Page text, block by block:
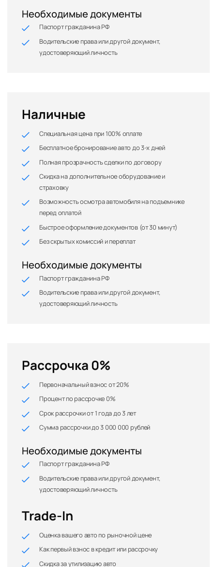
Необходимые документы
Паспорт гражданина РФ
Водительские права или другой документ,
удостоверяющий личность
Наличные
Специальная цена при 100% оплате
Бесплатное бронирование авто до 3-х дней
Полная прозрачность сделки по договору
Скидка на дополнительное оборудование и
страховку
Возможность осмотра автомобиля на подъемнике
перед оплатой
Быстрое оформление документов (от 30 минут)
Без скрытых комиссий и переплат
Необходимые документы
Паспорт гражданина РФ
Водительские права или другой документ,
удостоверяющий личность
Рассрочка 0%
Первоначальный взнос от 20%
Процент по рассрочке 0%
Срок рассрочки от 1 года до 3 лет
Сумма рассрочки до 3 000 000 рублей
Необходимые документы
Паспорт гражданина РФ
Водительские права или другой документ,
удостоверяющий личность
Trade-In
Оценка вашего авто по рыночной цене
Как первый взнос в кредит или рассрочку
Скидка за утилизацию авто